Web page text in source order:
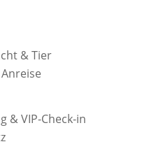
& Tier
& VIP-Check-in